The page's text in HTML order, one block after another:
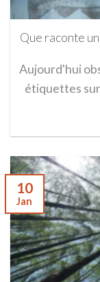
Que raconte
Aujourd'hui
étiquettes
10
Jan